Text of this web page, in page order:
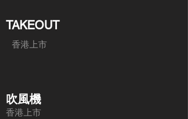
TAKEOUT
香港上市
​吹風機
香港上市